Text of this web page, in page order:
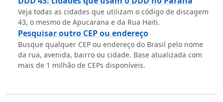
Veja todas as cidades que utilizam o código de discagem
43, o mesmo de Apucarana e da Rua Haiti.
Pesquisar outro CEP ou endereço
Busque qualquer CEP ou endereço do Brasil pelo nome
da rua, avenida, bairro ou cidade. Base atualizada com
mais de 1 milhão de CEPs disponíveis.